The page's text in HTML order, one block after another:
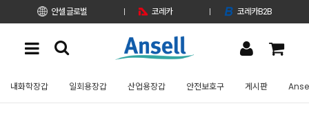
안셀 글로벌 코레카 코레카B2B
내화학장갑 일회용장갑 산업용장갑 안전보호구 게시판